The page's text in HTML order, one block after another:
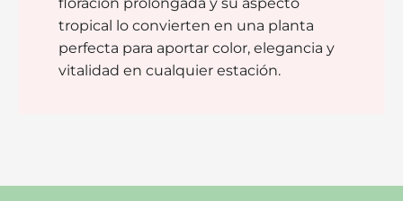
tropical lo convierten en una planta
perfecta para aportar color, elegancia y
vitalidad en cualquier estación.